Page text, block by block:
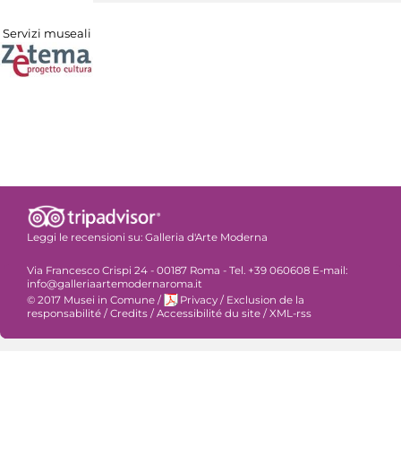
Servizi museali
Leggi le recensioni su: Galleria d'Arte Moderna
Via Francesco Crispi 24 - 00187 Roma - Tel. +39 060608 E-mail:
info@galleriaartemodernaroma.it
© 2017 Musei in Comune / Privacy / Exclusion de la
responsabilité /Credits /Accessibilité du site /XML-rss